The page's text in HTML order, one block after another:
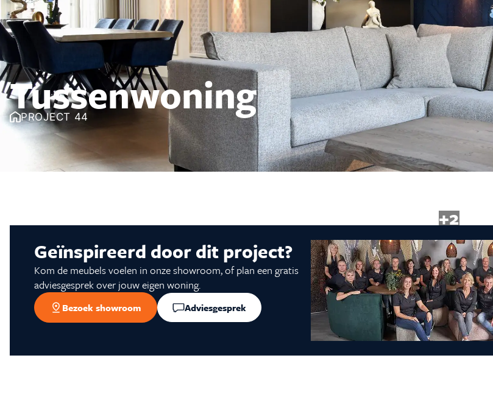
Vloeren
Accessoires
Stalen binnendeuren
Verlichting
Sfeerimpressie slaapkamerkasten
Accessoires
Vloeren
Stalen binnendeuren
Verlichting
Tussenwoning
PROJECT 44
+2
Geïnspireerd door dit project?
Kom de meubels voelen in onze showroom, of plan een gratis
adviesgesprek over jouw eigen woning.
Bezoek showroom Adviesgesprek